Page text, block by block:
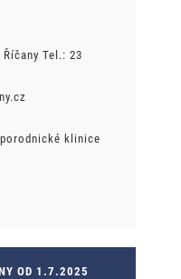
Tel.: 23
klinice
OD 1.7.2025